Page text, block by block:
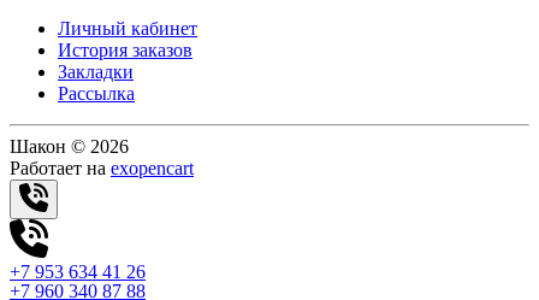
Личный кабинет
История заказов
Закладки
Рассылка
Шакон © 2026
Работает на exopencart
+7 953 634 41 26
+7 960 340 87 88